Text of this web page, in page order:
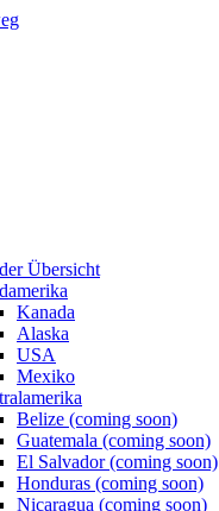
Übersicht
Kanada
Alaska
USA
Mexiko
Belize (coming soon)
Guatemala (coming soon)
El Salvador (coming soon)
Honduras (coming soon)
Nicaragua (coming soon)